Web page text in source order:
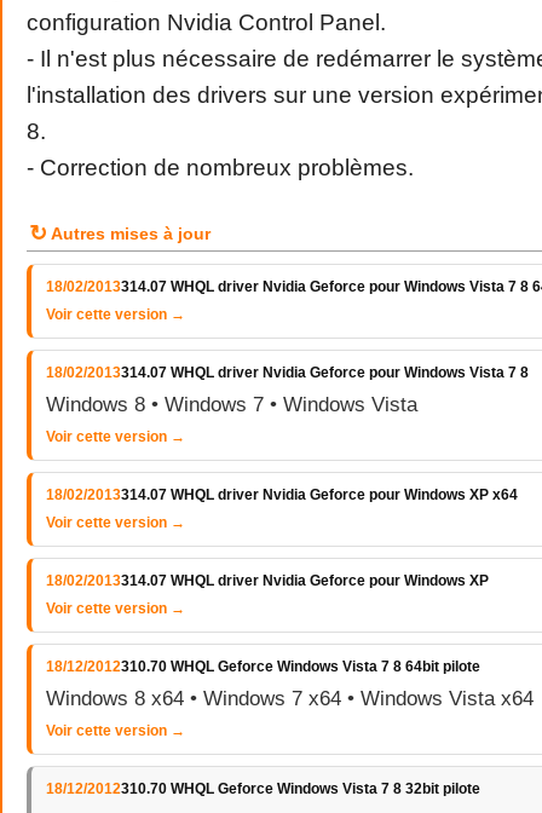
configuration Nvidia Control Panel.
- Il n'est plus nécessaire de redémarrer le
l'installation des drivers sur une version
8.
- Correction de nombreux problèmes.
↻ Autres mises à jour
18/02/2013314.07 WHQL driver Nvidia Geforce pour Windows Vista 7 8
Voir cette version →
18/02/2013314.07 WHQL driver Nvidia Geforce pour Windows Vista 7 8
Windows 8 • Windows 7 • Windows Vista
Voir cette version →
18/02/2013314.07 WHQL driver Nvidia Geforce pour Windows XP x64
Voir cette version →
18/02/2013314.07 WHQL driver Nvidia Geforce pour Windows XP
Voir cette version →
18/12/2012310.70 WHQL Geforce Windows Vista 7 8 64bit pilote
Windows 8 x64 • Windows 7 x64 • Windows Vista x64
Voir cette version →
18/12/2012310.70 WHQL Geforce Windows Vista 7 8 32bit pilote